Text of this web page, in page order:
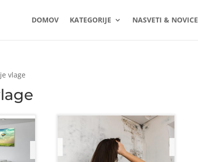
DOMOV KATEGORIJE NASVETI & NOVICE
vlage